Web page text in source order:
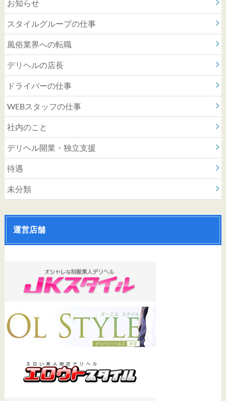
お知らせ
スタイルグループの仕事
風俗業界への転職
デリヘルの店長
ドライバーの仕事
WEBスタッフの仕事
社内のこと
デリヘル開業・独立支援
待遇
未分類
運営店舗